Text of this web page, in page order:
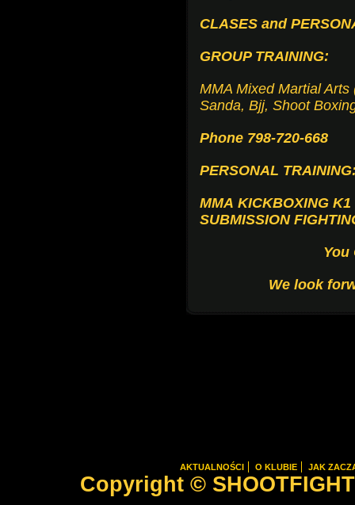
CLASES and
GROUP TRAINING:
MMA Mixed Martial
Sanda, Bjj, Shoot
Phone 798-720-668
PERSONAL
MMA KICKBOXING K1
SUBMISSION
You
We look
AKTUALNOŚCI O KLUBIE JAK
Copyright ©